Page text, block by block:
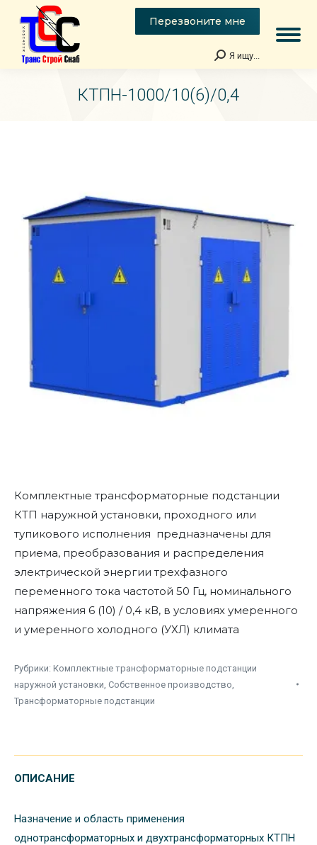
Перезвоните мне
Поиск:
Я ищу...
КТПН-1000/10(6)/0,4
Комплектные трансформаторные подстанции
КТП наружной установки, проходного или
тупикового исполнения предназначены для
приема, преобразования и распределения
электрической энергии трехфазного
переменного тока частотой 50 Гц, номинального
напряжения 6 (10) / 0,4 кВ, в условиях умеренного
и умеренного холодного (УХЛ) климата
Рубрики: Комплектные трансформаторные подстанции
наружной установки Собственное производство
Трансформаторные подстанции
ОПИСАНИЕ
Назначение и область применения
однотрансформаторных и двухтрансформаторных КТПН